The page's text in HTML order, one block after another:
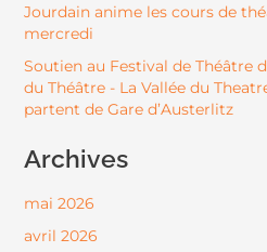
Jourdain anime les cours de
mercredi
Soutien au Festival de Théâtre
du Théâtre - La Vallée du
partent de Gare d’Austerlitz
Archives
mai 2026
avril 2026